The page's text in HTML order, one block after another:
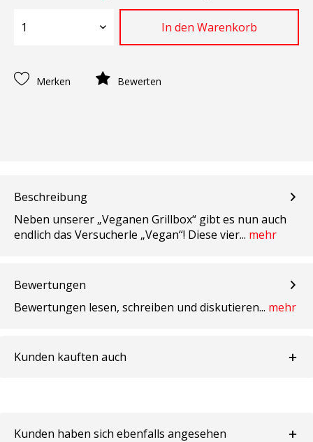
In den Warenkorb
Merken Bewerten
Beschreibung
Neben unserer „Veganen Grillbox“ gibt es nun auch
endlich das Versucherle „Vegan“! Diese vier... mehr
Bewertungen
Bewertungen lesen, schreiben und diskutieren... mehr
Kunden kauften auch
Kunden haben sich ebenfalls angesehen